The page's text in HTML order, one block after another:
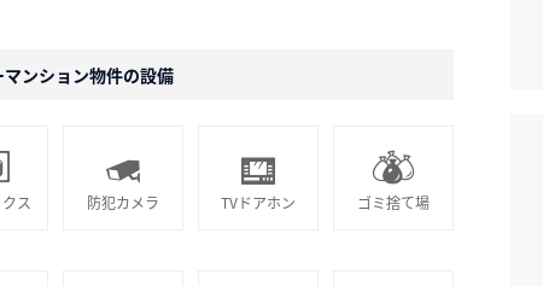
ンション物件の設備
ス 防犯カメラ TVドアホン ゴミ捨て場